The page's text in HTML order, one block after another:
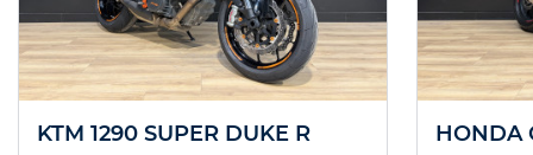
KTM 1290 SUPER DUKE R HONDA